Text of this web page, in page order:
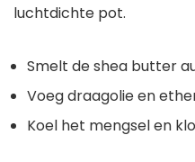
luchtdichte pot.
Smelt de shea butter
Voeg draagolie en
Koel het mengsel en